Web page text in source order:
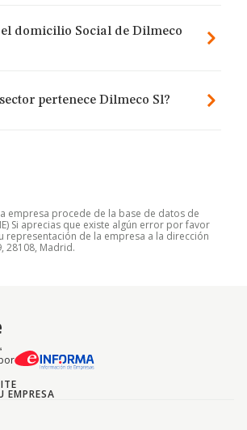
el domicilio Social de Dilmeco
pertenece Dilmeco Sl?
empresa procede de la base de datos de
Si aprecias que existe algún error por favor
representación de la empresa a la dirección
28108, Madrid.
EMPRESA